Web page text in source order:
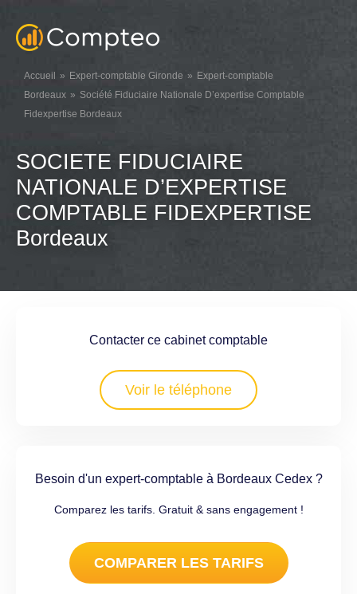
Accueil Expert-comptable Gironde
Expert-comptable
Bordeaux
Société Fiduciaire Nationale D’expertise Comptable
Fidexpertise Bordeaux
SOCIETE FIDUCIAIRE
NATIONALE D’EXPERTISE
COMPTABLE FIDEXPERTISE
Bordeaux
Contacter ce cabinet comptable
Voir le téléphone
Besoin d'un expert-comptable à Bordeaux Cedex ?
Comparez les tarifs. Gratuit & sans engagement !
COMPARER LES TARIFS